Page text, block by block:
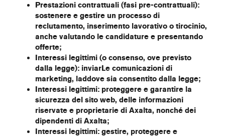
Prestazioni contrattuali (fasi pre-contrattuali):
sostenere e gestire un processo di
reclutamento, inserimento lavorativo o tirocinio,
anche valutando le candidature e presentando
offerte;
Interessi legittimi (o consenso, ove previsto
dalla legge): inviarLe comunicazioni di
marketing, laddove sia consentito dalla legge;
Interessi legittimi: proteggere e garantire la
sicurezza del sito web, delle informazioni
riservate e proprietarie di Axalta, nonché dei
dipendenti di Axalta;
Interessi legittimi: gestire, proteggere e